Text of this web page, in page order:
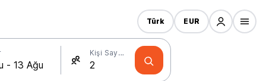
Kişi Sayısı
Türk EUR